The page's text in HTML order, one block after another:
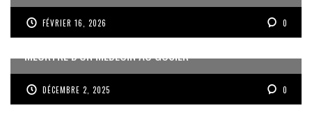
FÉVRIER 16, 2026 0
MEURTRE D’UN MÉDECIN AU GOSIER
DÉCEMBRE 2, 2025 0